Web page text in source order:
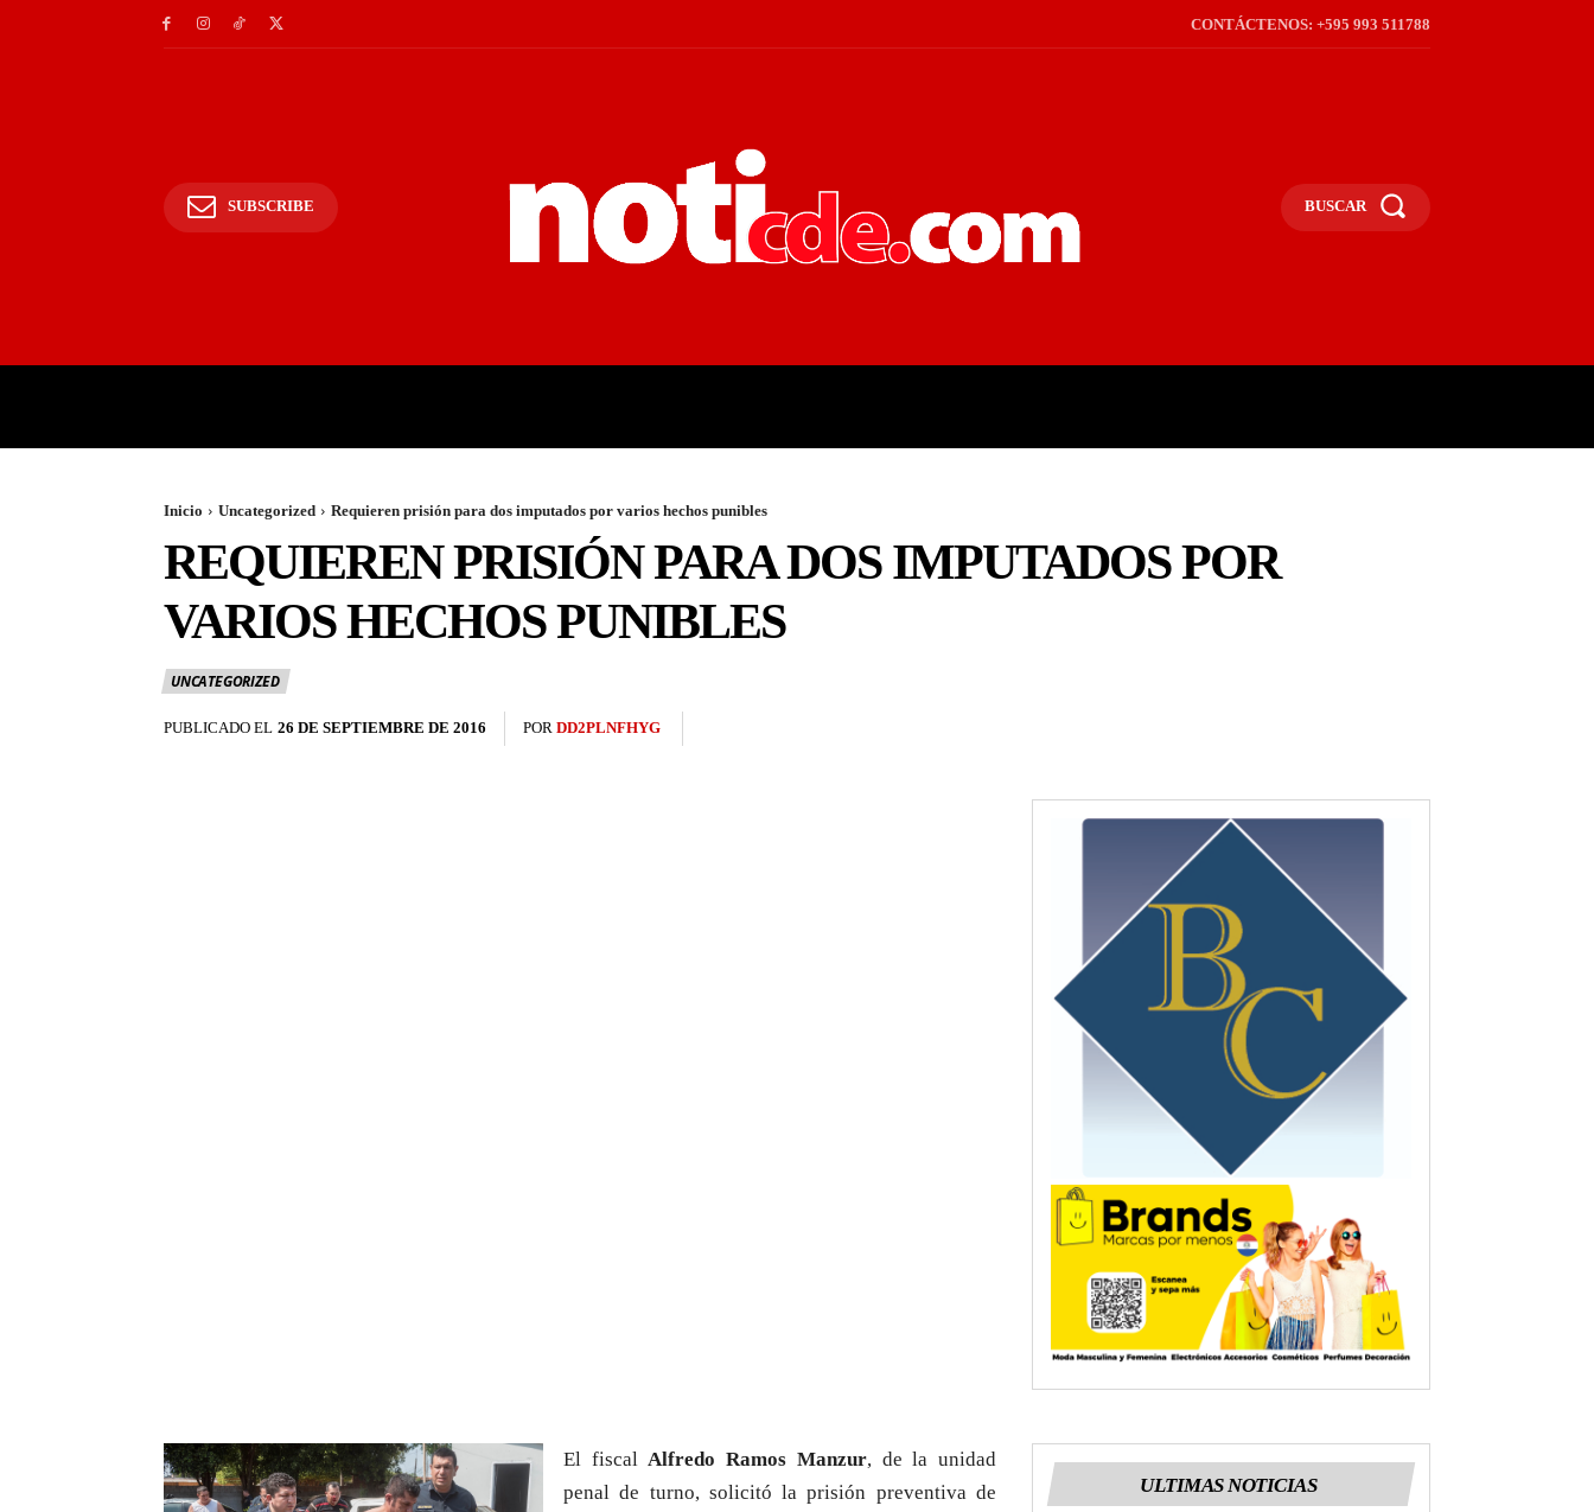
CONTÁCTENOS: +595 993 511788
SUBSCRIBE BUSCAR
Inicio Uncategorized Requieren prisión para dos imputados por varios hechos punibles
REQUIEREN PRISIÓN PARA DOS IMPUTADOS POR
VARIOS HECHOS PUNIBLES
UNCATEGORIZED
PUBLICADO EL 26 DE SEPTIEMBRE DE 2016 POR DD2PLNFHYG
El fiscalAlfredo Ramos Manzur, de la unidad
penal de turno, solicitó la prisión preventiva de
ULTIMAS NOTICIAS